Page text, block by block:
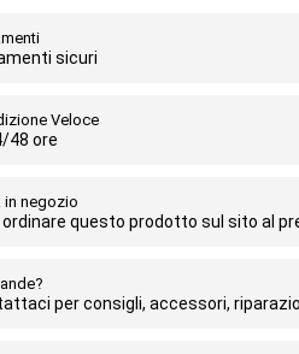
sicuri
Veloce
48 ore
in negozio
ordinare questo prodotto sul sito al
per consigli, accessori,